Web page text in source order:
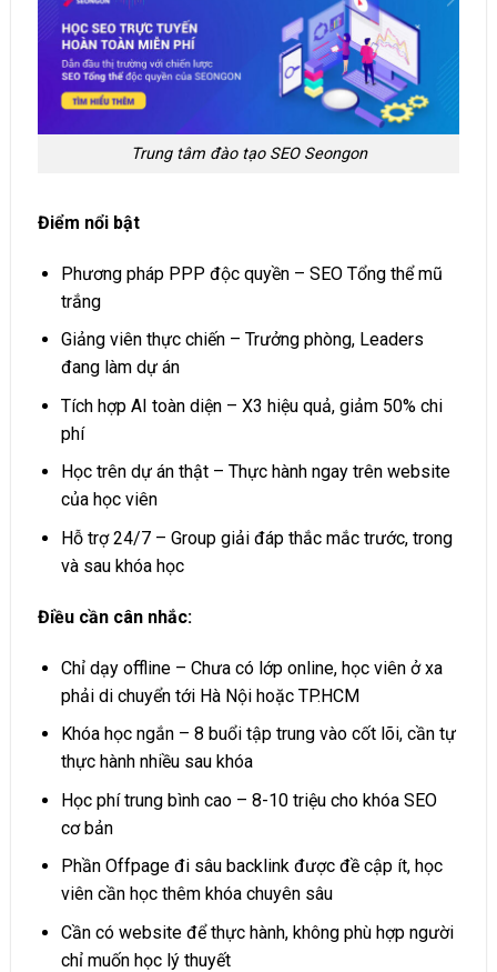
Trung tâm đào tạo SEO Seongon
Điểm nổi bật
Phương pháp PPP độc quyền – SEO Tổng thể mũ
trắng
Giảng viên thực chiến – Trưởng phòng, Leaders
đang làm dự án
Tích hợp AI toàn diện – X3 hiệu quả, giảm 50% chi
phí
Học trên dự án thật – Thực hành ngay trên website
của học viên
Hỗ trợ 24/7 – Group giải đáp thắc mắc trước, trong
và sau khóa học
Điều cần cân nhắc:
Chỉ dạy offline – Chưa có lớp online, học viên ở xa
phải di chuyển tới Hà Nội hoặc TP.HCM
Khóa học ngắn – 8 buổi tập trung vào cốt lõi, cần tự
thực hành nhiều sau khóa
Học phí trung bình cao – 8-10 triệu cho khóa SEO
cơ bản
Phần Offpage đi sâu backlink được đề cập ít, học
viên cần học thêm khóa chuyên sâu
Cần có website để thực hành, không phù hợp người
chỉ muốn học lý thuyết